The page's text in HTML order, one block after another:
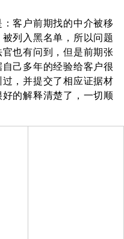
客户前期找的中介被移
列入黑名单，所以问题
也有问到，但是前期张
己多年的经验给客户很
，并提交了相应证据材
的解释清楚了，一切顺